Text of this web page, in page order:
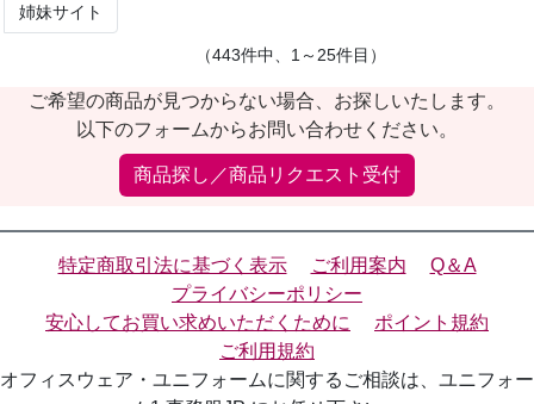
姉妹サイト
（443件中、1～25件目）
ご希望の商品が見つからない場合、お探しいたします。
以下のフォームからお問い合わせください。
商品探し／商品リクエスト受付
特定商取引法に基づく表示 ご利用案内
Q＆A
プライバシーポリシー
安心してお買い求めいただくために
ポイント規約
ご利用規約
オフィスウェア・ユニフォームに関するご相談は、ユニフォー